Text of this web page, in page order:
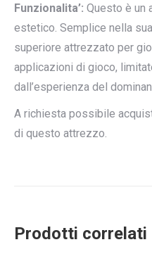
Funzionalita’: Questo è un
estetico. Semplice nella
superiore attrezzato per
applicazioni di gioco,
dall’esperienza del
A richiesta possibile
di questo attrezzo.
Prodotti correlati